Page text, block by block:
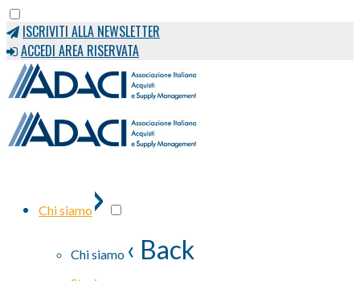
ISCRIVITI ALLA NEWSLETTER
ACCEDI AREA RISERVATA
Chi siamo ›
Chi siamo ‹ Back